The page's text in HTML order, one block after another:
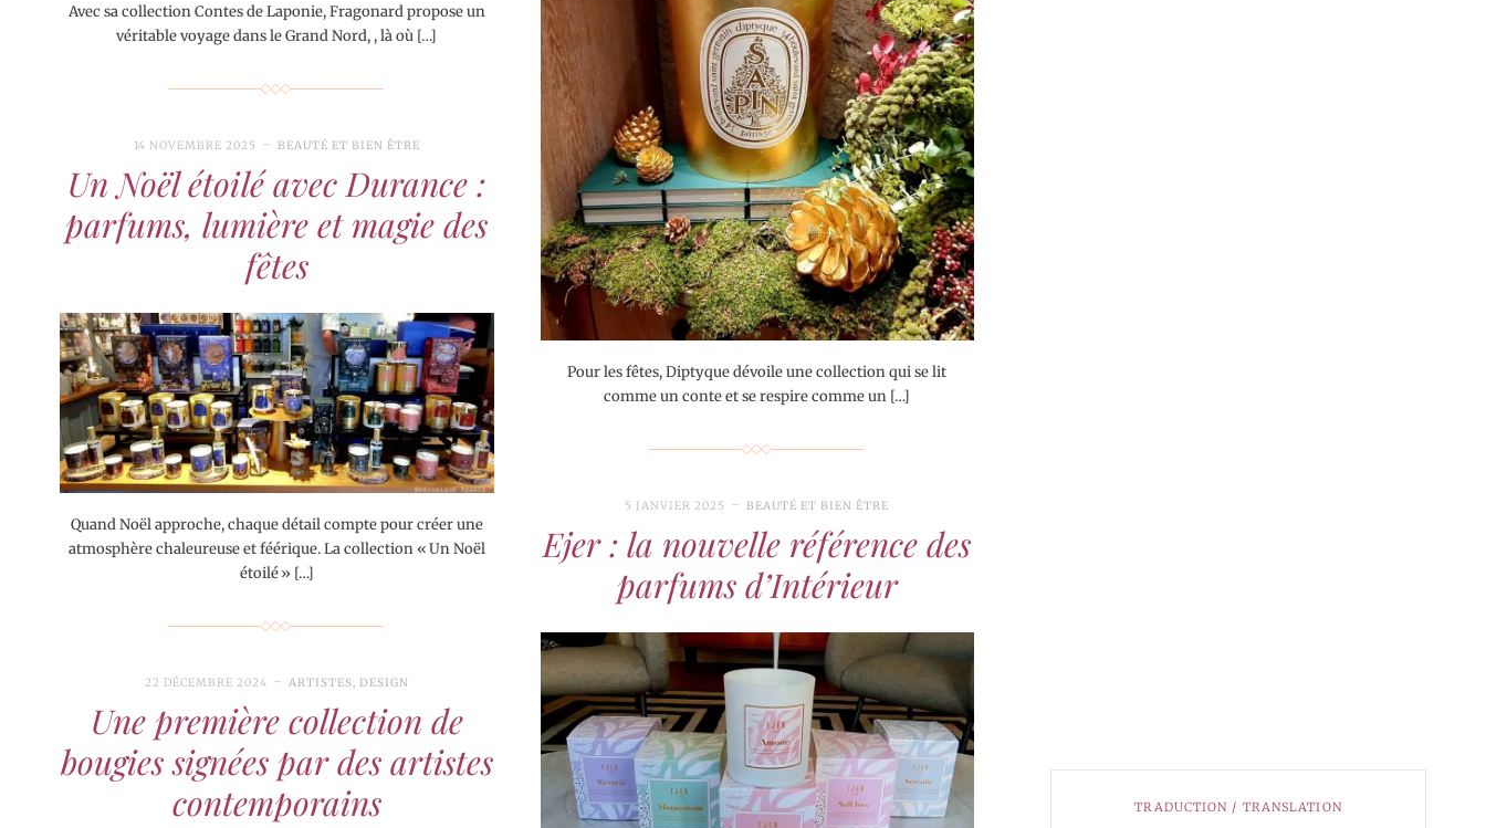
Avec sa collection Contes de Laponie, Fragonard propose un
véritable voyage dans le Grand Nord, , là où […]
Pour les fêtes, Diptyque dévoile une collection qui se lit
comme un conte et se respire comme un […]
14 NOVEMBRE 2025 BEAUTÉ ET BIEN ÊTRE
Un Noël étoilé avec Durance :
parfums, lumière et magie des
fêtes
Quand Noël approche, chaque détail compte pour créer une
atmosphère chaleureuse et féérique. La collection « Un Noël
étoilé » […]
5 JANVIER 2025 BEAUTÉ ET BIEN ÊTRE
Ejer : la nouvelle référence des
parfums d’Intérieur
22 DÉCEMBRE 2024 ARTISTES, DESIGN
Une première collection de
bougies signées par des artistes
contemporains
TRADUCTION / TRANSLATION